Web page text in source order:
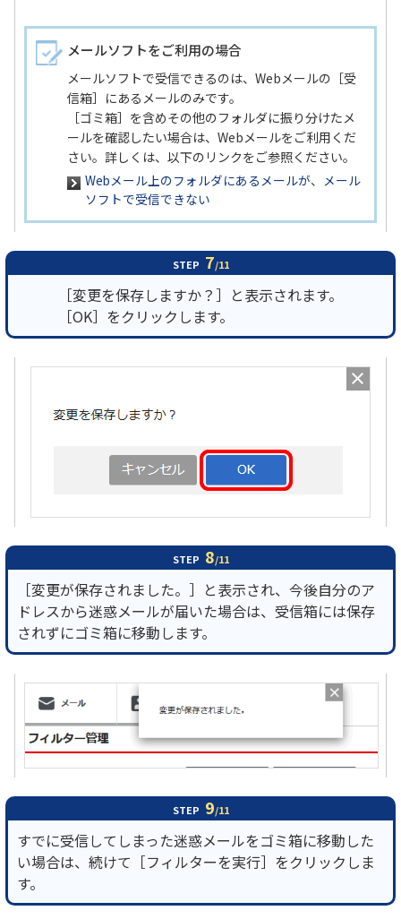
メールソフトをご利用の場合
メールソフトで受信できるのは、Webメールの［受
信箱］にあるメールのみです。
［ゴミ箱］を含めその他のフォルダに振り分けたメ
ールを確認したい場合は、Webメールをご利用くだ
さい。詳しくは、以下のリンクをご参照ください。
Webメール上のフォルダにあるメールが、メール
ソフトで受信できない
STEP 7/11
［変更を保存しますか？］と表示されます。
［OK］をクリックします。
STEP 8/11
［変更が保存されました。］と表示され、今後自分のア
ドレスから迷惑メールが届いた場合は、受信箱には保存
されずにゴミ箱に移動します。
STEP 9/11
すでに受信してしまった迷惑メールをゴミ箱に移動した
い場合は、続けて［フィルターを実行］をクリックしま
す。